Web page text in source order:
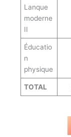
Lanque
moderne
II
Éducatio
n
physique
TOTAL